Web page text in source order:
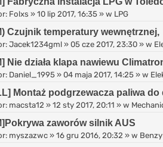
Folxs » 10 lip 2017, 16:35 » w LPG
Czujnik temperatury wewnętrznej,
Jacek1234gml » 05 cze 2017, 23:30 » w
Nie działa klapa nawiewu
Daniel_1995 » 04 maja 2017, 14:25 » w
Montaż podgrzewacza paliwa do
macsta12 » 12 sty 2017, 20:11 » w
zaworów silnik AUS
myszazwc » 16 gru 2016, 20:32 » w